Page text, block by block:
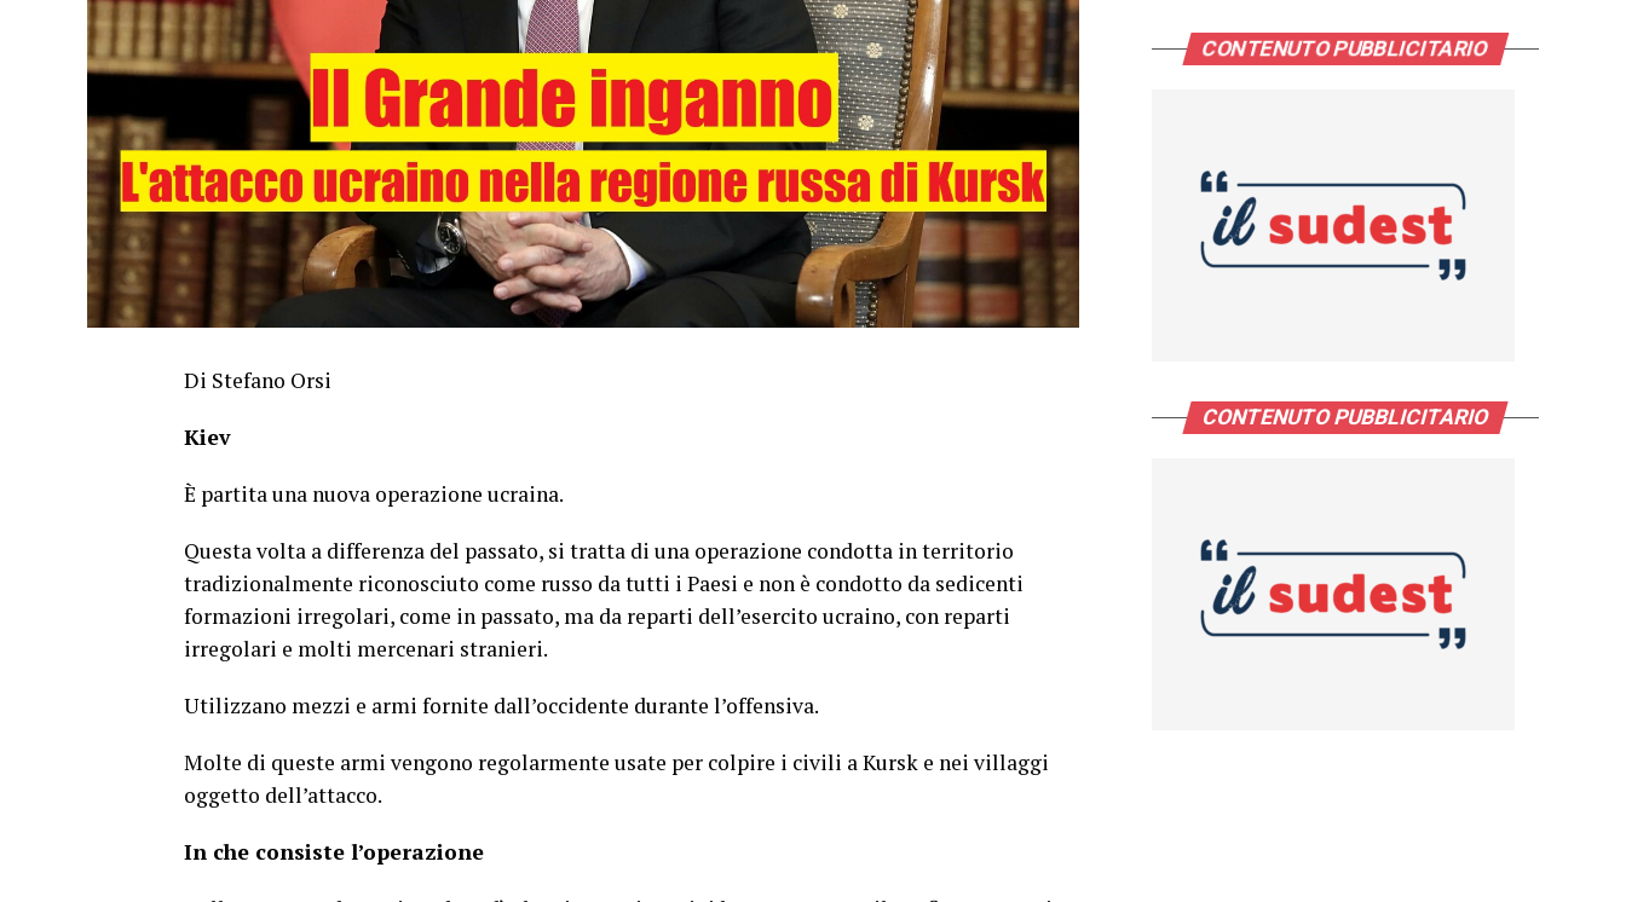
Di Stefano Orsi
Kiev
È partita una nuova operazione ucraina.
Questa volta a differenza del passato, si tratta di una operazione condotta in territorio
tradizionalmente riconosciuto come russo da tutti i Paesi e non è condotto da sedicenti
formazioni irregolari, come in passato, ma da reparti dell’esercito ucraino, con reparti
irregolari e molti mercenari stranieri.
Utilizzano mezzi e armi fornite dall’occidente durante l’offensiva.
Molte di queste armi vengono regolarmente usate per colpire i civili a Kursk e nei villaggi
oggetto dell’attacco.
In che consiste l’operazione
CONTENUTO PUBBLICITARIO
CONTENUTO PUBBLICITARIO